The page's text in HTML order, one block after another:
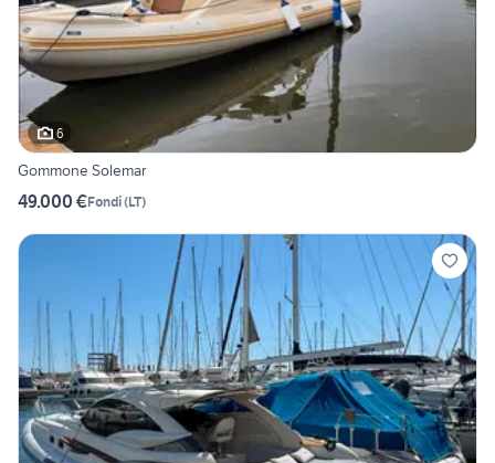
6
Gommone Solemar
49.000 €Fondi(LT)